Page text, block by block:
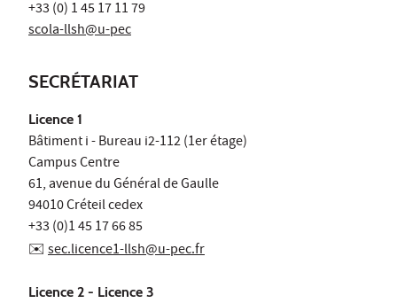
+33 (0) 1 45 17 11 79
scola-llsh@u-pec
SECRÉTARIAT
Licence 1
Bâtiment i - Bureau i2-112 (1er étage)
Campus Centre
61, avenue du Général de Gaulle
94010 Créteil cedex
+33 (0)1 45 17 66 85
✉️ sec.licence1-llsh@u-pec.fr
Licence 2 - Licence 3